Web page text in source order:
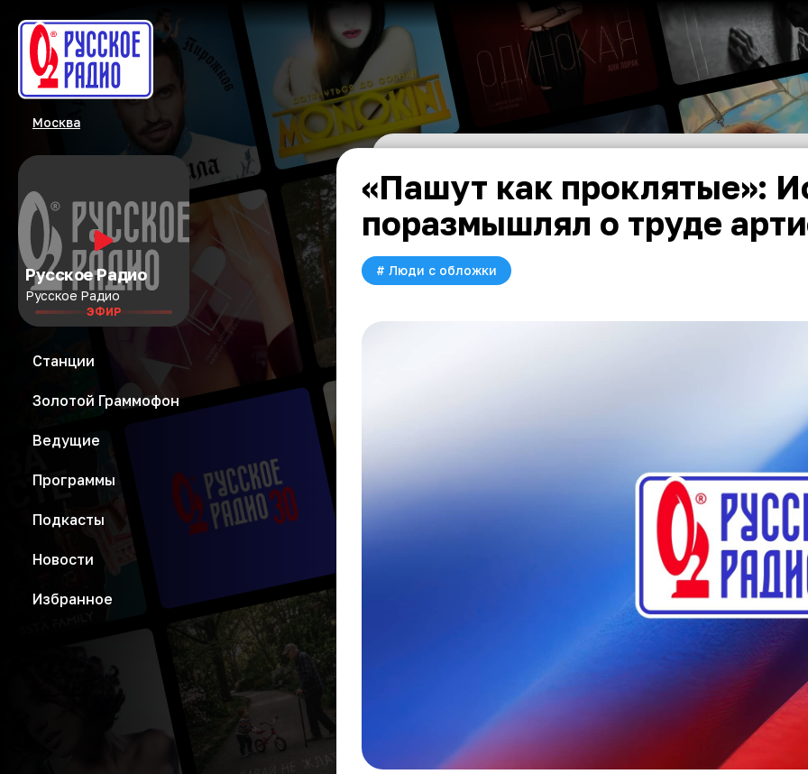
Москва
Русское Радио
Русское Радио
ЭФИР
Станции
Золотой Граммофон
Ведущие
Программы
Подкасты
Новости
Избранное
«Пашут как проклятые»:
поразмышлял о труде
# Люди с обложки